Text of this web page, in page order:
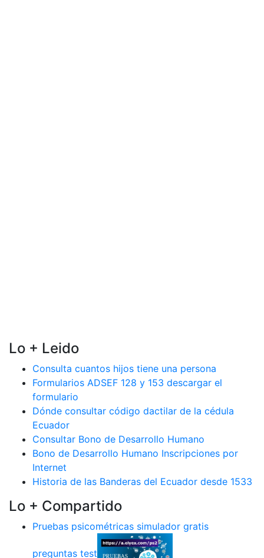
Lo + Leido
Consulta cuantos hijos tiene una persona
Formularios ADSEF 128 y 153 descargar el
formulario
Dónde consultar código dactilar de la cédula
Ecuador
Consultar Bono de Desarrollo Humano
Bono de Desarrollo Humano Inscripciones por
Internet
Historia de las Banderas del Ecuador desde 1533
Lo + Compartido
Pruebas psicométricas simulador gratis
preguntas test